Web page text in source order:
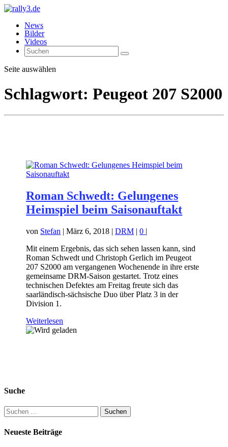
News
Bilder
Videos
Seite auswählen
Schlagwort: Peugeot 207 S2000
Roman Schwedt: Gelungenes
Heimspiel beim Saisonauftakt
von Stefan |März 6, 2018 |DRM |0 |
Mit einem Ergebnis, das sich sehen lassen kann, sind
Roman Schwedt und Christoph Gerlich im Peugeot
207 S2000 am vergangenen Wochenende in ihre erste
gemeinsame DRM-Saison gestartet. Trotz eines
technischen Defektes am Freitag freute sich das
saarländisch-sächsische Duo über Platz 3 in der
Division 1.
Weiterlesen
Suche
Suchen
nach:
Neueste Beiträge